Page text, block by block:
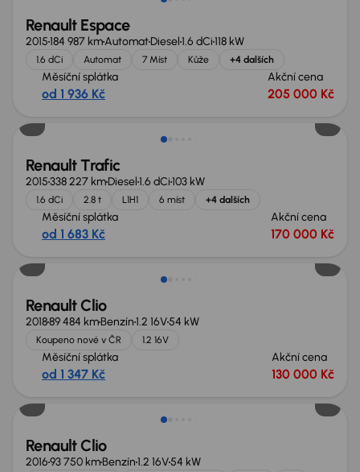
Renault Espace
2015184 987 kmAutomatDiesel1.6 dCi118 kW
1.6 dCi Automat 7 Míst Kůže +4 dalších
Měsíční splátka
od 1 936 Kč
Akční cena
205 000 Kč
Renault Trafic
2015338 227 kmDiesel1.6 dCi103 kW
1.6 dCi 2.8 t L1H1 6 míst +4 dalších
Měsíční splátka
od 1 683 Kč
Akční cena
170 000 Kč
Zlevněno o 10 000 Kč
Renault Clio
201889 484 kmBenzín1.2 16V54 kW
Koupeno nové v ČR 1.2 16V
Měsíční splátka
od 1 347 Kč
Akční cena
130 000 Kč
Renault Clio
201693 750 kmBenzín1.2 16V54 kW